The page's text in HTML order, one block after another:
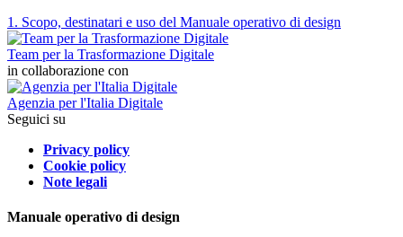
1. Scopo, destinatari e uso del Manuale operativo di design
Team per la Trasformazione Digitale
in collaborazione con
Agenzia per l'Italia Digitale
Seguici su
Privacy policy
Cookie policy
Note legali
Manuale operativo di design